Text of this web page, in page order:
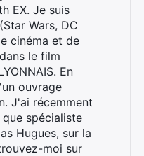
EX. Je suis
Wars, DC
cinéma et de
le film
En
ouvrage
J'ai récemment
spécialiste
Hugues, sur la
moi sur